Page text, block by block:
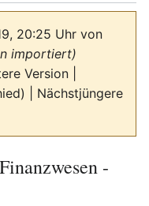
20:25 Uhr von
importiert)
Version |
| Nächstjüngere
-